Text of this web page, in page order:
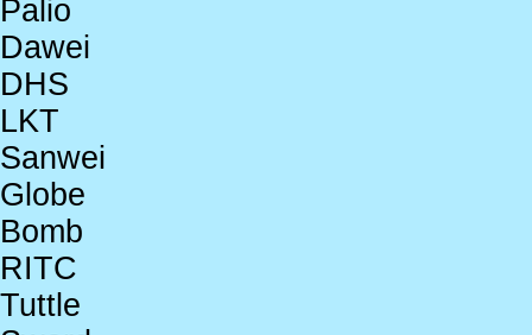
Palio
Dawei
DHS
LKT
Sanwei
Globe
Bomb
RITC
Tuttle